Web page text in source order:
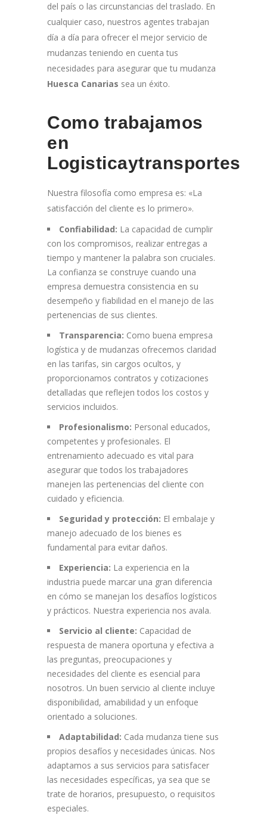
del país o las circunstancias del traslado. En
cualquier caso, nuestros agentes trabajan
día a día para ofrecer el mejor servicio de
mudanzas teniendo en cuenta tus
necesidades para asegurar que tu mudanza
Huesca Canarias sea un éxito.
Como trabajamos
en
Logisticaytransportes
Nuestra filosofía como empresa es: «La
satisfacción del cliente es lo primero».
Confiabilidad: La capacidad de cumplir
con los compromisos, realizar entregas a
tiempo y mantener la palabra son cruciales.
La confianza se construye cuando una
empresa demuestra consistencia en su
desempeño y fiabilidad en el manejo de las
pertenencias de sus clientes.
Transparencia: Como buena empresa
logística y de mudanzas ofrecemos claridad
en las tarifas, sin cargos ocultos, y
proporcionamos contratos y cotizaciones
detalladas que reflejen todos los costos y
servicios incluidos.
Profesionalismo: Personal educados,
competentes y profesionales. El
entrenamiento adecuado es vital para
asegurar que todos los trabajadores
manejen las pertenencias del cliente con
cuidado y eficiencia.
Seguridad y protección: El embalaje y
manejo adecuado de los bienes es
fundamental para evitar daños.
Experiencia: La experiencia en la
industria puede marcar una gran diferencia
en cómo se manejan los desafíos logísticos
y prácticos. Nuestra experiencia nos avala.
Servicio al cliente: Capacidad de
respuesta de manera oportuna y efectiva a
las preguntas, preocupaciones y
necesidades del cliente es esencial para
nosotros. Un buen servicio al cliente incluye
disponibilidad, amabilidad y un enfoque
orientado a soluciones.
Adaptabilidad: Cada mudanza tiene sus
propios desafíos y necesidades únicas. Nos
adaptamos a sus servicios para satisfacer
las necesidades específicas, ya sea que se
trate de horarios, presupuesto, o requisitos
especiales.